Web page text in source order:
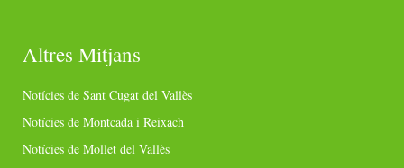
Altres Mitjans
Notícies de Sant Cugat del Vallès
Notícies de Montcada i Reixach
Notícies de Mollet del Vallès